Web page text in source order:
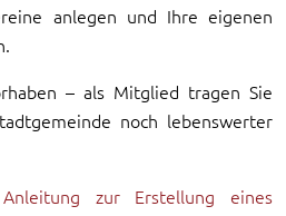
anlegen und Ihre eigenen
– als Mitglied tragen Sie
noch lebenswerter
Anleitung zur Erstellung eines